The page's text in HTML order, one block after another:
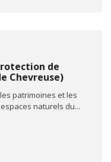
de
Chevreuse)
patrimoines et les
naturels du...